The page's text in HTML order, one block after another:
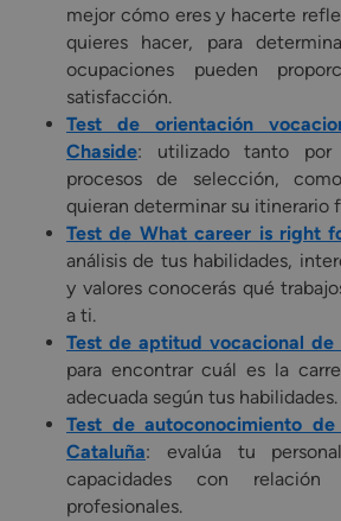
mejor cómo eres y hacerte
quieres hacer, para
ocupaciones pueden
satisfacción.
Test de orientación
Chaside: utilizado tanto por
procesos de selección,
quieran determinar su itinerario
Test de What career is right
análisis de tus habilidades,
y valores conocerás qué
a ti.
Test de aptitud vocacional de
para encontrar cuál es la
adecuada según tus habilidades.
Test de autoconocimiento
Cataluña: evalúa tu
capacidades con
profesionales.